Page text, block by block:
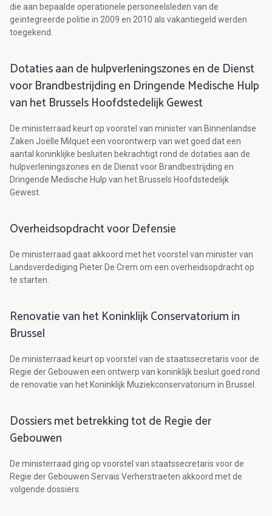
die aan bepaalde operationele personeelsleden van de
geïntegreerde politie in 2009 en 2010 als vakantiegeld werden
toegekend.
Dotaties aan de hulpverleningszones en de Dienst
voor Brandbestrijding en Dringende Medische Hulp
van het Brussels Hoofdstedelijk Gewest
De ministerraad keurt op voorstel van minister van Binnenlandse
Zaken Joëlle Milquet een voorontwerp van wet goed dat een
aantal koninklijke besluiten bekrachtigt rond de dotaties aan de
hulpverleningszones en de Dienst voor Brandbestrijding en
Dringende Medische Hulp van het Brussels Hoofdstedelijk
Gewest.
Overheidsopdracht voor Defensie
De ministerraad gaat akkoord met het voorstel van minister van
Landsverdediging Pieter De Crem om een overheidsopdracht op
te starten.
Renovatie van het Koninklijk Conservatorium in
Brussel
De ministerraad keurt op voorstel van de staatssecretaris voor de
Regie der Gebouwen een ontwerp van koninklijk besluit goed rond
de renovatie van het Koninklijk Muziekconservatorium in Brussel.
Dossiers met betrekking tot de Regie der
Gebouwen
De ministerraad ging op voorstel van staatssecretaris voor de
Regie der Gebouwen Servais Verherstraeten akkoord met de
volgende dossiers: